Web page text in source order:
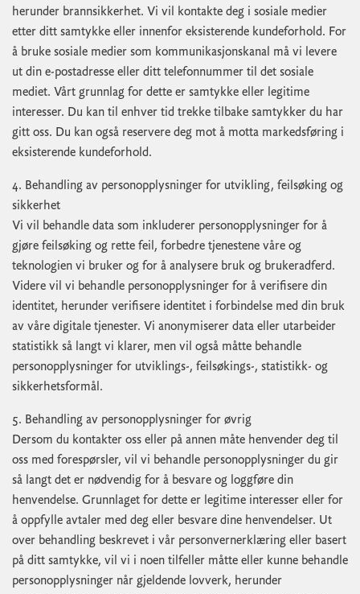
herunder brannsikkerhet. Vi vil kontakte deg i sosiale medier
etter ditt samtykke eller innenfor eksisterende kundeforhold. For
å bruke sosiale medier som kommunikasjonskanal må vi levere
ut din e-postadresse eller ditt telefonnummer til det sosiale
mediet. Vårt grunnlag for dette er samtykke eller legitime
interesser. Du kan til enhver tid trekke tilbake samtykker du har
gitt oss. Du kan også reservere deg mot å motta markedsføring i
eksisterende kundeforhold.
4. Behandling av personopplysninger for utvikling, feilsøking og
sikkerhet
Vi vil behandle data som inkluderer personopplysninger for å
gjøre feilsøking og rette feil, forbedre tjenestene våre og
teknologien vi bruker og for å analysere bruk og brukeradferd.
Videre vil vi behandle personopplysninger for å verifisere din
identitet, herunder verifisere identitet i forbindelse med din bruk
av våre digitale tjenester. Vi anonymiserer data eller utarbeider
statistikk så langt vi klarer, men vil også måtte behandle
personopplysninger for utviklings-, feilsøkings-, statistikk- og
sikkerhetsformål.
5. Behandling av personopplysninger for øvrig
Dersom du kontakter oss eller på annen måte henvender deg til
oss med forespørsler, vil vi behandle personopplysninger du gir
så langt det er nødvendig for å besvare og loggføre din
henvendelse. Grunnlaget for dette er legitime interesser eller for
å oppfylle avtaler med deg eller besvare dine henvendelser. Ut
over behandling beskrevet i vår personvernerklæring eller basert
på ditt samtykke, vil vi i noen tilfeller måtte eller kunne behandle
personopplysninger når gjeldende lovverk, herunder